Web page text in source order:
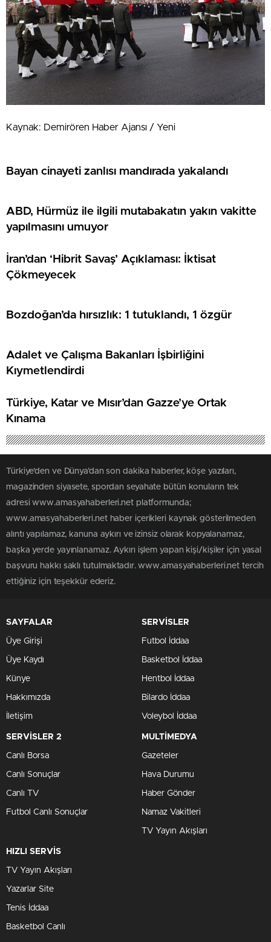
Kaynak: Demirören Haber Ajansı / Yeni
Bayan cinayeti zanlısı mandırada yakalandı
ABD, Hürmüz ile ilgili mutabakatın yakın vakitte
yapılmasını umuyor
İran’dan ‘Hibrit Savaş’ Açıklaması: İktisat
Çökmeyecek
Bozdoğan’da hırsızlık: 1 tutuklandı, 1 özgür
Adalet ve Çalışma Bakanları İşbirliğini
Kıymetlendirdi
Türkiye, Katar ve Mısır’dan Gazze’ye Ortak
Kınama
Türkiye'den ve Dünya’dan son dakika haberler, köşe yazıları,
magazinden siyasete, spordan seyahate bütün konuların tek
adresi www.amasyahaberleri.net platformunda;
www.amasyahaberleri.net haber içerikleri kaynak gösterilmeden
alıntı yapılamaz, kanuna aykırı ve izinsiz olarak kopyalanamaz,
başka yerde yayınlanamaz. Aykırı işlem yapan kişi/kişiler için yasal
başvuru hakkı saklı tutulmaktadır. www.amasyahaberleri.net tercih
ettiğiniz için teşekkür ederiz.
SAYFALAR
Üye Girişi
Üye Kaydı
Künye
Hakkımızda
İletişim
SERVİSLER
Futbol İddaa
Basketbol İddaa
Hentbol İddaa
Bilardo İddaa
Voleybol İddaa
SERVİSLER 2
Canlı Borsa
Canlı Sonuçlar
Canlı TV
Futbol Canlı Sonuçlar
MULTİMEDYA
Gazeteler
Hava Durumu
Haber Gönder
Namaz Vakitleri
TV Yayın Akışları
HIZLI SERVİS
TV Yayın Akışları
Yazarlar Site
Tenis İddaa
Basketbol Canlı